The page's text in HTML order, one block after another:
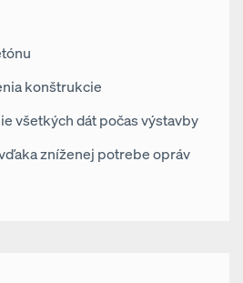
konštrukcie
všetkých dát počas výstavby
zníženej potrebe opráv